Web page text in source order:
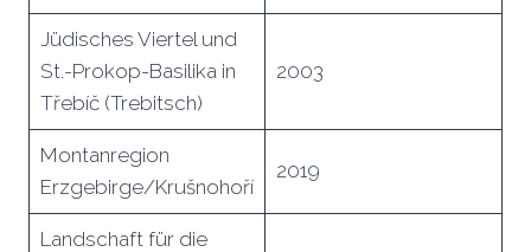
Jüdisches Viertel und
St.-Prokop-Basilika in
Třebíč (Trebitsch)
2003
Montanregion
Erzgebirge/Krušnohoří
2019
Landschaft für die